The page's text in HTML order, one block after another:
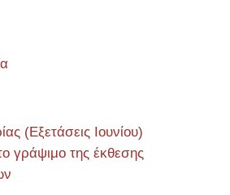
(Εξετάσεις Ιουνίου)
γράψιμο της έκθεσης